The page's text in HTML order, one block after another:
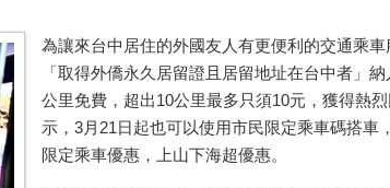
為讓來台中居住的外國友人有更便利的交通乘
「取得外僑永久居留證且居留地址在台中者」
公里免費，超出10公里最多只須10元，獲得熱
示， 3月21日起也可以使用市民限定乘車碼搭車
限定乘車優惠，上山下海超優惠。